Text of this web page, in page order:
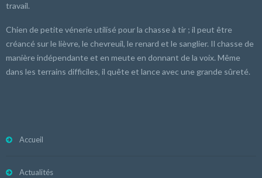
travail.
Chien de petite vénerie utilisé pour la chasse à tir ; il peut être
créancé sur le lièvre, le chevreuil, le renard et le sanglier. Il chasse de
manière indépendante et en meute en donnant de la voix. Même
dans les terrains difficiles, il quête et lance avec une grande sûreté.
Accueil
Actualités